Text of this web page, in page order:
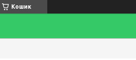
Кошик